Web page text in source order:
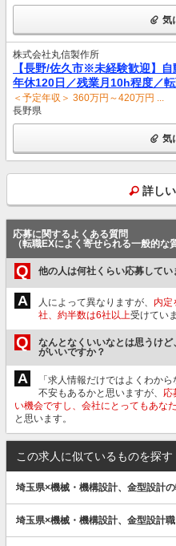
気
株式会社丸信製作所
【長野/佐久市※未経験歓迎】
年休120日／残業月10h程度／
＜予定年収＞ 360万円～420万円 ...
長野県
気
詳し
応募に関するよくある質問
（転職EXによく寄せられる一般的な
Q 他の人は何社くらい応募してい
A 人によって異なりますが、 内定
社、約半数は6社以上受けてい
Q
なんとなくいいなとは思うけ
がいいですか？
A
「求人情報だけではよくわか
不安もあるかと思いますが、 応
い機会ですし、会社にとってもあな
と思います。
この求人に似ているものを探す
埼玉県×機械・機構設計、金型設計
埼玉県×機械・機構設計、金型設計